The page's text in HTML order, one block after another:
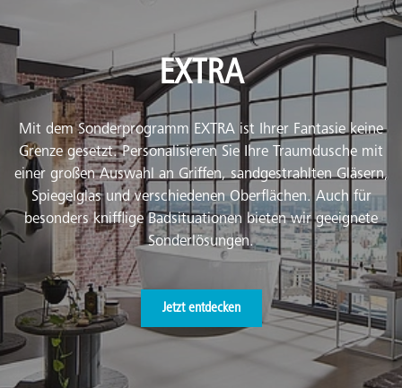
EXTRA
Mit dem Sonderprogramm EXTRA ist Ihrer Fantasie keine
Grenze gesetzt. Personalisieren Sie Ihre Traumdusche mit
einer großen Auswahl an Griffen, sandgestrahlten Gläsern,
Spiegelglas und verschiedenen Oberflächen. Auch für
besonders knifflige Badsituationen bieten wir geeignete
Sonderlösungen.
Jetzt entdecken